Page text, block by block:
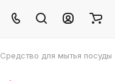
Средство для мытья посуды